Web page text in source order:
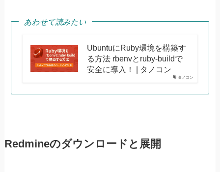
あわせて読みたい
タノコン
UbuntuにRuby環境を構築す
る方法 rbenvとruby-buildで
安全に導入！ | タノコン
Redmineのダウンロードと展開